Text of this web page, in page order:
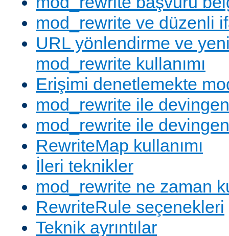
mod_rewrite ve düzenli
URL yönlendirme ve
mod_rewrite kullanımı
Erişimi denetlemekte
mod_rewrite ile
mod_rewrite ile
RewriteMap kullanımı
İleri teknikler
mod_rewrite ne zaman
RewriteRule seçenekleri
Teknik ayrıntılar